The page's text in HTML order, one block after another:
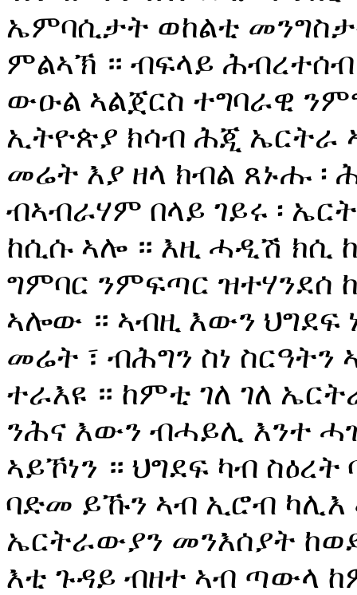
ኤምባሲታት ወከልቲ
ምልኣኽ ። ብፍላይ
ውዑል ኣልጀርስ ተግባራዊ
ኢትዮጵያ ክሳብ ሕጂ ኤርትራ
መሬት እያ ዘላ ክብል ጸኑሑ ፡
ብኣብራሃም በላይ ገይሩ ፡
ከሲሱ ኣሎ ። እዚ ሓዲሽ ክሲ
ግምባር ንምፍጣር ዝተሃንደሰ
ኣሎው ። ኣብዚ እውን ህግደፍ
መሬት ፣ ብሕግን ስነ
ተራእዩ ። ከምቲ ገለ ገለ
ንሕና እውን ብሓይሊ እንተ
ኣይኾነን ። ህግደፍ ካብ
ባድመ ይኹን ኣብ ኢሮብ ካሊእ
ኤርትራውያን መንእሰያት
እቲ ጉዳይ ብዘተ ኣብ ጣውላ